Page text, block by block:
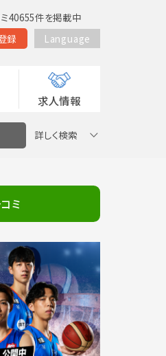
40655件を掲載中
録 Language
求人情報
詳しく検索
ミ